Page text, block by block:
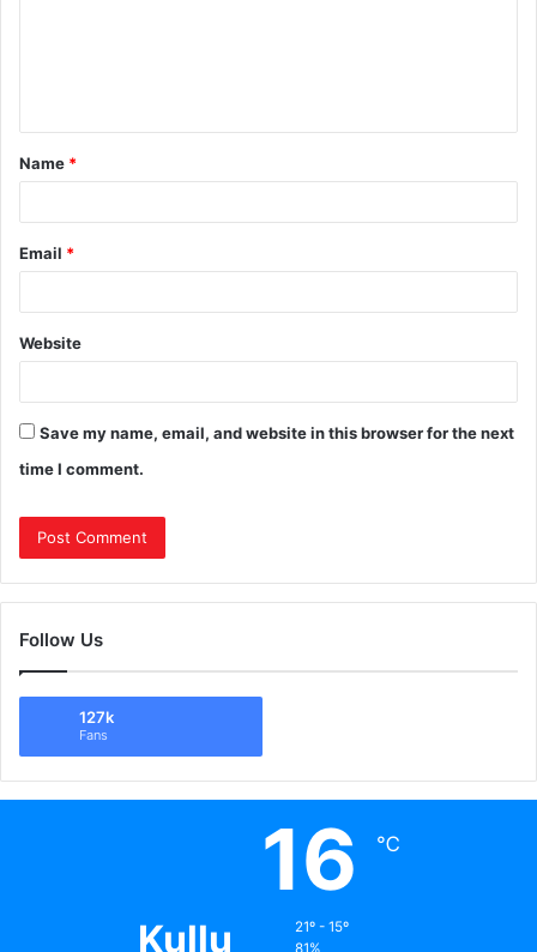
Name *
Email *
Website
Save my name, email, and website in this browser for the next
time I comment.
Follow Us
127k
Fans
Kullu
16 ℃
21º - 15º